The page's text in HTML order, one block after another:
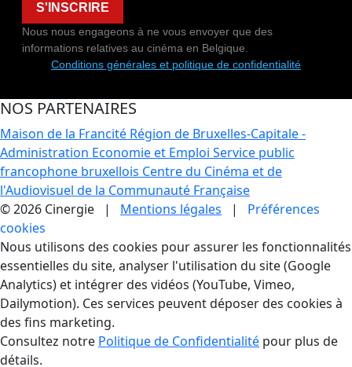
S'INSCRIRE
Nous nous engageons à ne vous envoyer que des
informations relatives au cinéma en Belgique.
Conditions générales et politique de confidentialité
NOS PARTENAIRES
Maison de la Francité Région de Bruxelles-Capitale -
Administration Economie et Emploi Service public
francophone bruxellois Centre du Cinéma et de
l'Audiovisuel de la Communauté Française
© 2026 Cinergie | Mentions légales | Préférences
cookies
Gestion des Cookies
Nous utilisons des cookies pour assurer les fonctionnalités
essentielles du site, analyser l'utilisation du site (Google
Analytics) et intégrer des vidéos (YouTube, Vimeo,
Dailymotion). Ces services peuvent déposer des cookies à
des fins marketing.
Consultez notre Politique de Confidentialité pour plus de
détails.